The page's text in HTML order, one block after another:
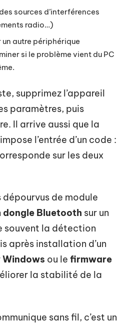
sources d’interférences
radio…)
autre périphérique
si le problème vient du PC
supprimez l’appareil
paramètres, puis
Il arrive aussi que la
impose l’entrée d’un code :
sur les deux
de module
dongle Bluetooth sur un
souvent la détection
après installation d’un
Windows ou le firmware
la stabilité de la
sans fil, c’est un